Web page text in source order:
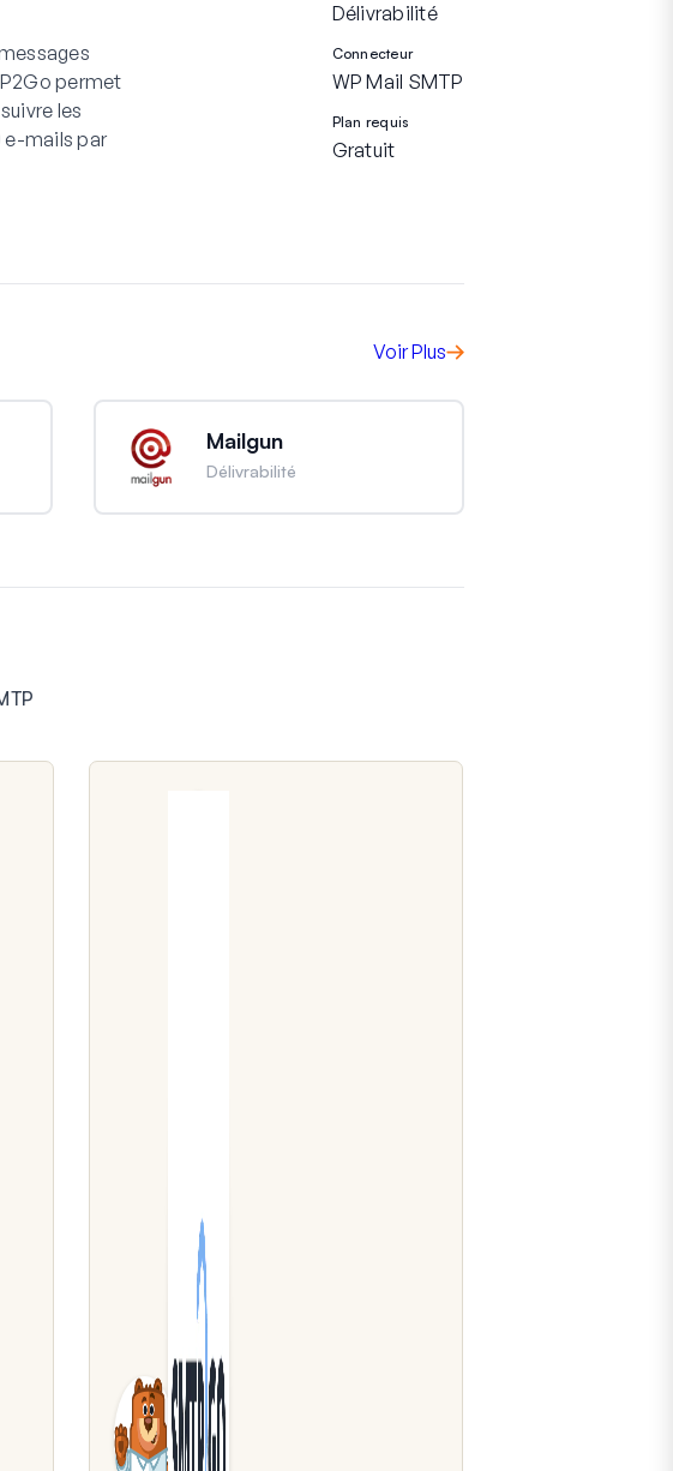
permet
les
e-mails par
Délivrabilité
Connecteur
WP Mail SMTP
Plan requis
Gratuit
Voir Plus
Mailgun
Délivrabilité